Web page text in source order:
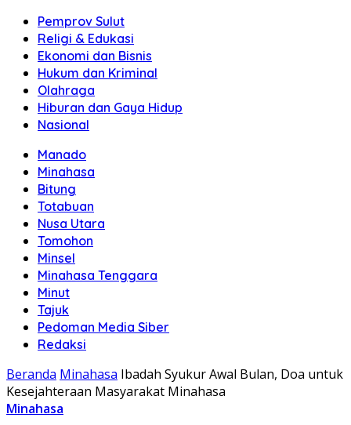
Pemprov Sulut
Religi & Edukasi
Ekonomi dan Bisnis
Hukum dan Kriminal
Olahraga
Hiburan dan Gaya Hidup
Nasional
Manado
Minahasa
Bitung
Totabuan
Nusa Utara
Tomohon
Minsel
Minahasa Tenggara
Minut
Tajuk
Pedoman Media Siber
Redaksi
Beranda Minahasa Ibadah Syukur Awal Bulan, Doa untuk
Kesejahteraan Masyarakat Minahasa
Minahasa